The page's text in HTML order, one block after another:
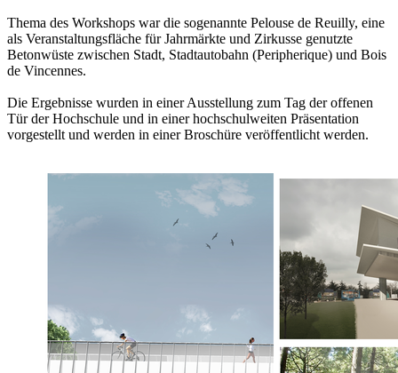
Thema des Workshops war die sogenannte Pelouse de Reuilly, eine
als Veranstaltungsfläche für Jahrmärkte und Zirkusse genutzte
Betonwüste zwischen Stadt, Stadtautobahn (Peripherique) und Bois
de Vincennes.
Die Ergebnisse wurden in einer Ausstellung zum Tag der offenen
Tür der Hochschule und in einer hochschulweiten Präsentation
vorgestellt und werden in einer Broschüre veröffentlicht werden.